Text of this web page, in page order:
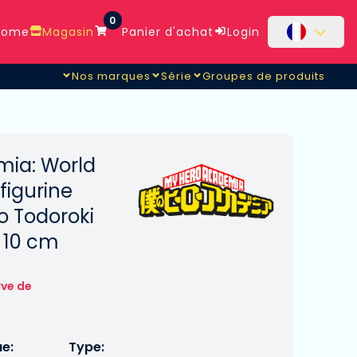
Magasin
0
Panier d'achat Login
Suit Ver.Nos marques Série Groupes de produits
World
figurine
Todoroki
cm
de
Type: